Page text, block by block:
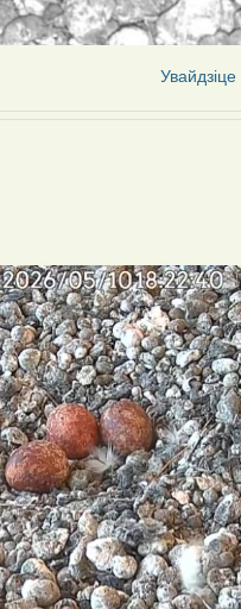
Увайдзіце